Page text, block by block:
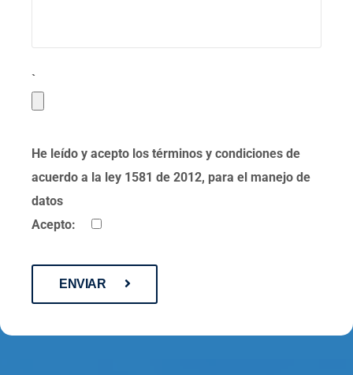
`
He leído y acepto los términos y condiciones de
acuerdo a la ley 1581 de 2012, para el manejo de
datos
Acepto:
ENVIAR